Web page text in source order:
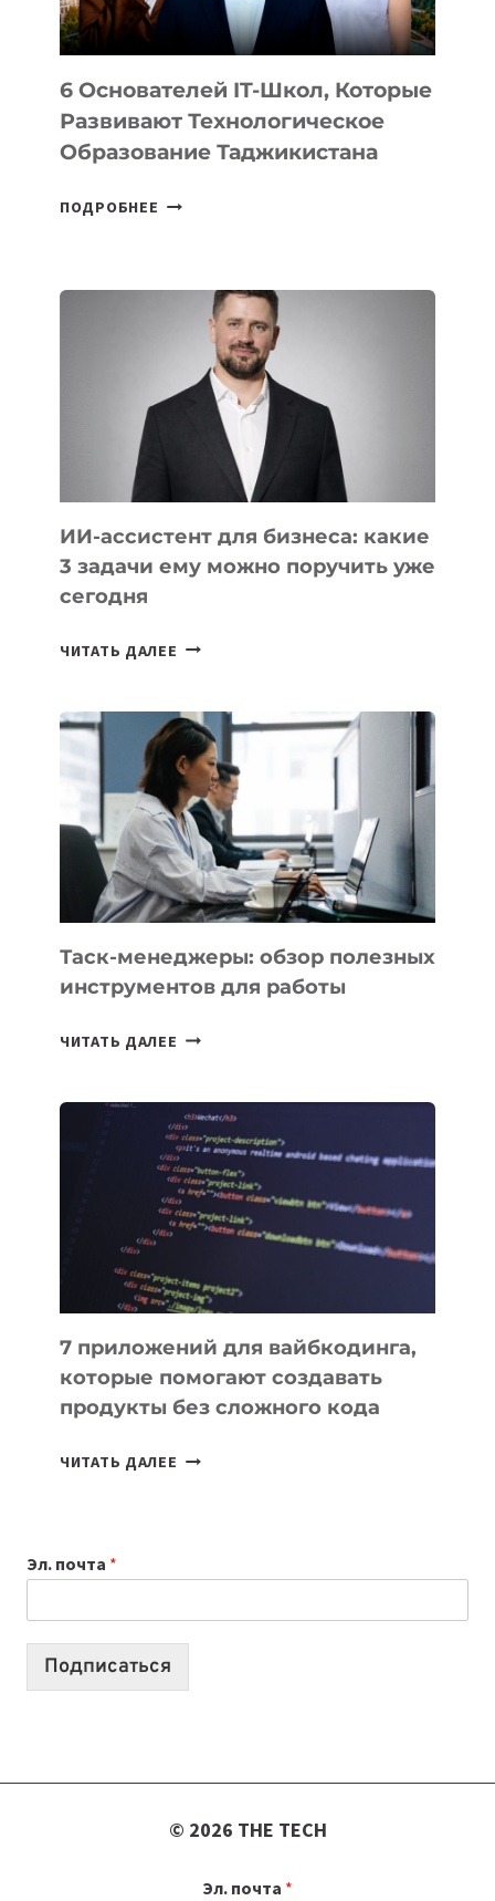
6 Основателей IT-Школ, Которые
Развивают Технологическое
Образование Таджикистана
ПОДРОБНЕЕ
КОТОРЫЕ
РАЗВИВАЮТ
ТЕХНОЛОГИЧЕСКОЕ
ОБРАЗОВАНИЕ
ТАДЖИКИСТАНА
ИИ-ассистент для бизнеса: какие
3 задачи ему можно поручить уже
сегодня
ЧИТАТЬ ДАЛЕЕ ИИ-
БИЗНЕСА:
КАКИЕ
3
ЗАДАЧИ
ЕМУ
МОЖНО
ПОРУЧИТЬ
УЖЕ
СЕГОДНЯ
Таск-менеджеры: обзор полезных
инструментов для работы
ЧИТАТЬ ДАЛЕЕ ТАСК-
ПОЛЕЗНЫХ
ИНСТРУМЕНТОВ
ДЛЯ
РАБОТЫ
7 приложений для вайбкодинга,
которые помогают создавать
продукты без сложного кода
ЧИТАТЬ ДАЛЕЕ
СОЗДАВАТЬ
ПРОДУКТЫ
Эл. почта *
Подписаться
© 2026 THE TECH
Эл. почта *